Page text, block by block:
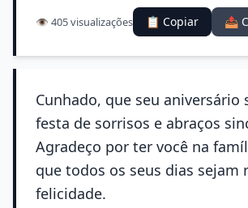
👁️ 405 visualizações 📋 Copiar 📤
Cunhado, que seu aniversário
festa de sorrisos e abraços
Agradeço por ter você na
que todos os seus dias sejam
felicidade.